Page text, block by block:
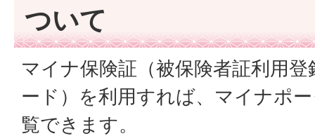
ついて
マイナ保険証（被保険者証利用
ード）を利用すれば、マイナポ
覧できます。